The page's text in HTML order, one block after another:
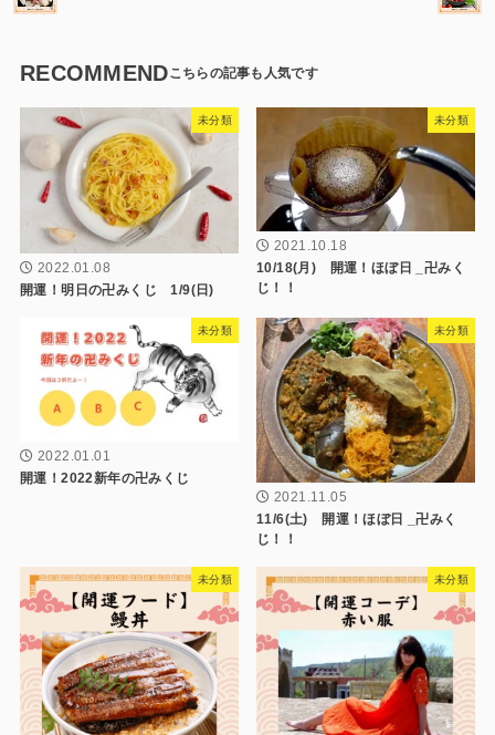
RECOMMEND
未分類
2022.01.08
開運！明日の卍みくじ 1/9(日)
未分類
2021.10.18
10/18(月) 開運！ほぼ日 _卍みく
じ！！
未分類
2022.01.01
開運！2022新年の卍みくじ
未分類
2021.11.05
11/6(土) 開運！ほぼ日 _卍みく
じ！！
未分類 未分類